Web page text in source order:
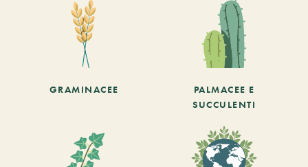
GRAMINACEE
PALMACEE E
SUCCULENTI